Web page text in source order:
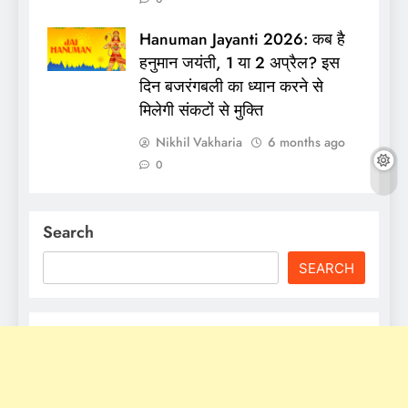
Hanuman Jayanti 2026: कब है
हनुमान जयंती, 1 या 2 अप्रैल? इस
दिन बजरंगबली का ध्‍यान करने से
मिलेगी संकटों से मुक्ति
Nikhil Vakharia 6 months ago
0
Search
SEARCH